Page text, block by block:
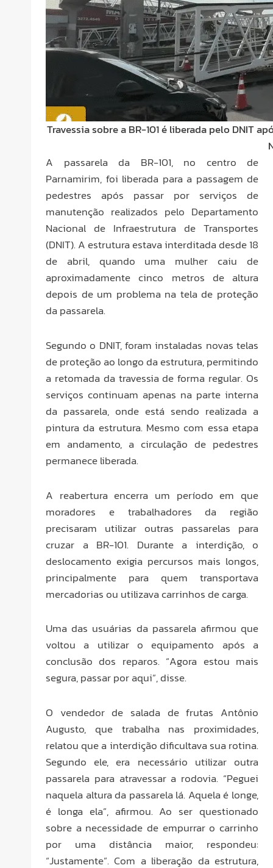
Travessia sobre a BR-101 é liberada pelo DNIT
A passarela da BR-101, no centro de
Parnamirim, foi liberada para a passagem de
pedestres após passar por serviços de
manutenção realizados pelo Departamento
Nacional de Infraestrutura de Transportes
(DNIT). A estrutura estava interditada desde 18
de abril, quando uma mulher caiu de
aproximadamente cinco metros de altura
depois de um problema na tela de proteção
da passarela.
Segundo o DNIT, foram instaladas novas telas
de proteção ao longo da estrutura, permitindo
a retomada da travessia de forma regular. Os
serviços continuam apenas na parte interna
da passarela, onde está sendo realizada a
pintura da estrutura. Mesmo com essa etapa
em andamento, a circulação de pedestres
permanece liberada.
A reabertura encerra um período em que
moradores e trabalhadores da região
precisaram utilizar outras passarelas para
cruzar a BR-101. Durante a interdição, o
deslocamento exigia percursos mais longos,
principalmente para quem transportava
mercadorias ou utilizava carrinhos de carga.
Uma das usuárias da passarela afirmou que
voltou a utilizar o equipamento após a
conclusão dos reparos. “Agora estou mais
segura, passar por aqui”, disse.
O vendedor de salada de frutas Antônio
Augusto, que trabalha nas proximidades,
relatou que a interdição dificultava sua rotina.
Segundo ele, era necessário utilizar outra
passarela para atravessar a rodovia. “Peguei
naquela altura da passarela lá. Aquela é longe,
é longa ela”, afirmou. Ao ser questionado
sobre a necessidade de empurrar o carrinho
por uma distância maior, respondeu:
“Justamente”. Com a liberação da estrutura,